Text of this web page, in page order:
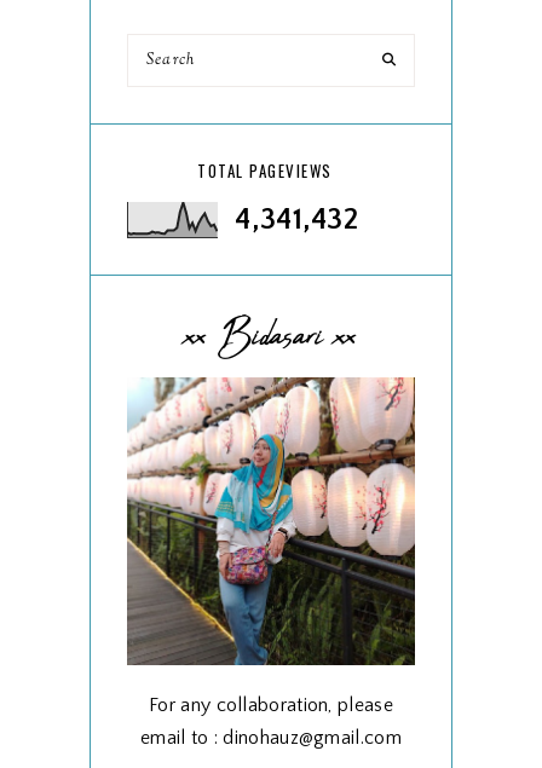
TOTAL PAGEVIEWS
4,341,432
xx Bidasari xx
For any collaboration, please
email to : dinohauz@gmail.com